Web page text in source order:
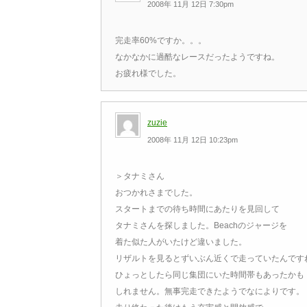
2008年 11月 12日 7:30pm
完走率60%ですか。。。
なかなかに過酷なレースだったようですね。
お疲れ様でした。
zuzie
2008年 11月 12日 10:23pm
＞タナミさん
おつかれさまでした。
スタートまでの待ち時間にあたりを見回して
タナミさんを探しました。Beachのジャージを
着た似た人がいたけど違いました。
リザルトを見るとずいぶん近くで走っていたんです
ひょっとしたら同じ集団にいた時間帯もあったかも
しれません。無事完走できたようでなによりです。